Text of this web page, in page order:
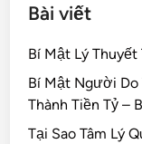
Bài viết
Bí Mật Lý
Bí Mật Người
Thành Tiền Tỷ –
Tại Sao Tâm Lý